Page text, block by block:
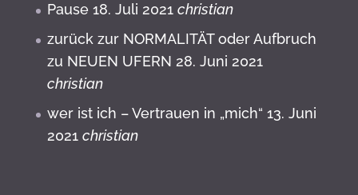
Pause 18. Juli 2021 christian
zurück zur NORMALITÄT oder Aufbruch
zu NEUEN UFERN 28. Juni 2021
christian
wer ist ich – Vertrauen in „mich“ 13. Juni
2021 christian